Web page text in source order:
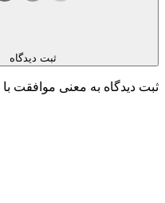
ثبت دیدگاه
ثبت دیدگاه به معنی موافقت با